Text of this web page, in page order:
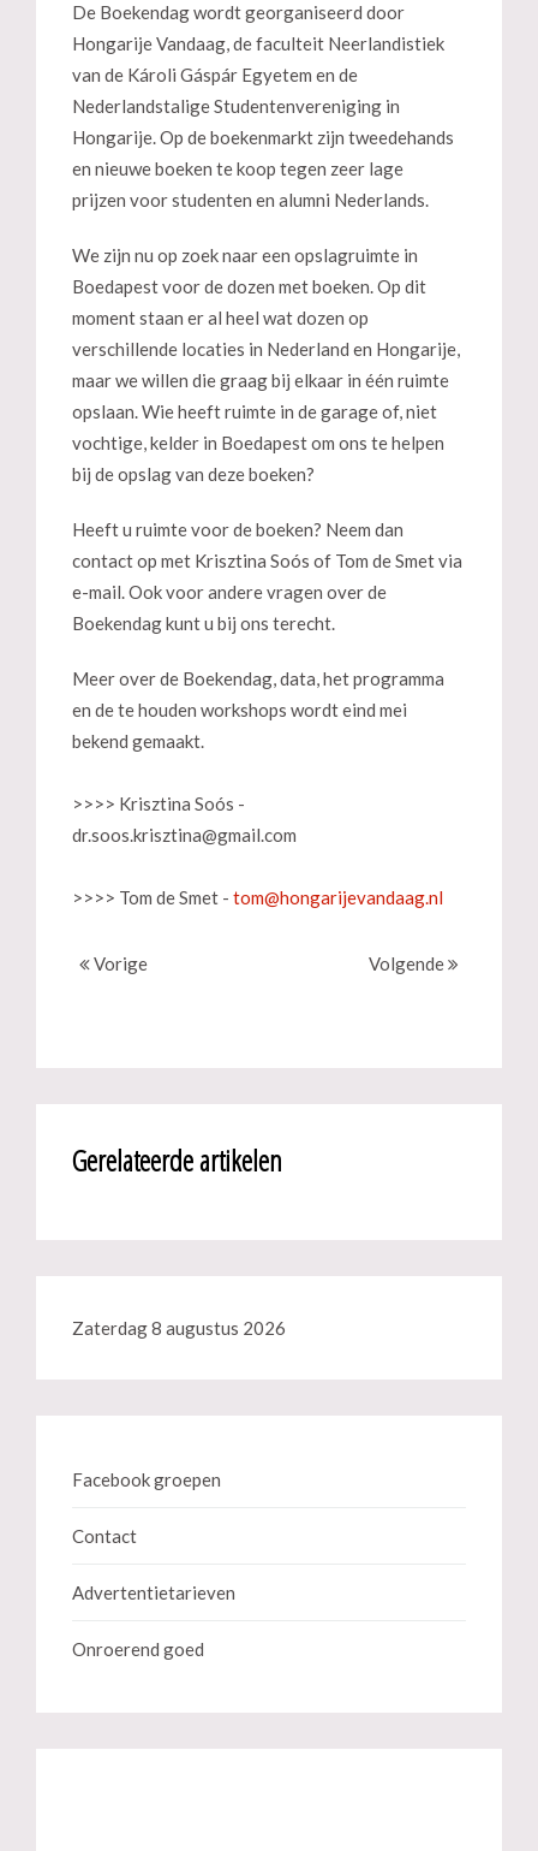
De Boekendag wordt georganiseerd door
Hongarije Vandaag, de faculteit Neerlandistiek
van de Károli Gáspár Egyetem en de
Nederlandstalige Studentenvereniging in
Hongarije. Op de boekenmarkt zijn tweedehands
en nieuwe boeken te koop tegen zeer lage
prijzen voor studenten en alumni Nederlands.
We zijn nu op zoek naar een opslagruimte in
Boedapest voor de dozen met boeken. Op dit
moment staan er al heel wat dozen op
verschillende locaties in Nederland en Hongarije,
maar we willen die graag bij elkaar in één ruimte
opslaan. Wie heeft ruimte in de garage of, niet
vochtige, kelder in Boedapest om ons te helpen
bij de opslag van deze boeken?
Heeft u ruimte voor de boeken? Neem dan
contact op met Krisztina Soós of Tom de Smet via
e-mail. Ook voor andere vragen over de
Boekendag kunt u bij ons terecht.
Meer over de Boekendag, data, het programma
en de te houden workshops wordt eind mei
bekend gemaakt.
>>>> Krisztina Soós -
dr.soos.krisztina@gmail.com
>>>> Tom de Smet -
Vorige Volgende
Gerelateerde artikelen
Zaterdag 8 augustus 2026
Facebook groepen
Contact
Advertentietarieven
Onroerend goed